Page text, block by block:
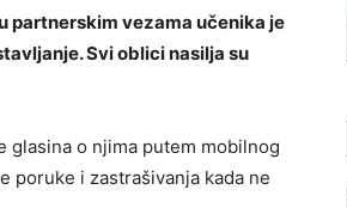
partnerskim vezama učenika je
Svi oblici nasilja su
glasina o njima putem mobilnog
poruke i zastrašivanja kada ne